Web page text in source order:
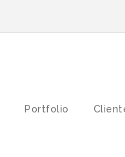
Portfolio